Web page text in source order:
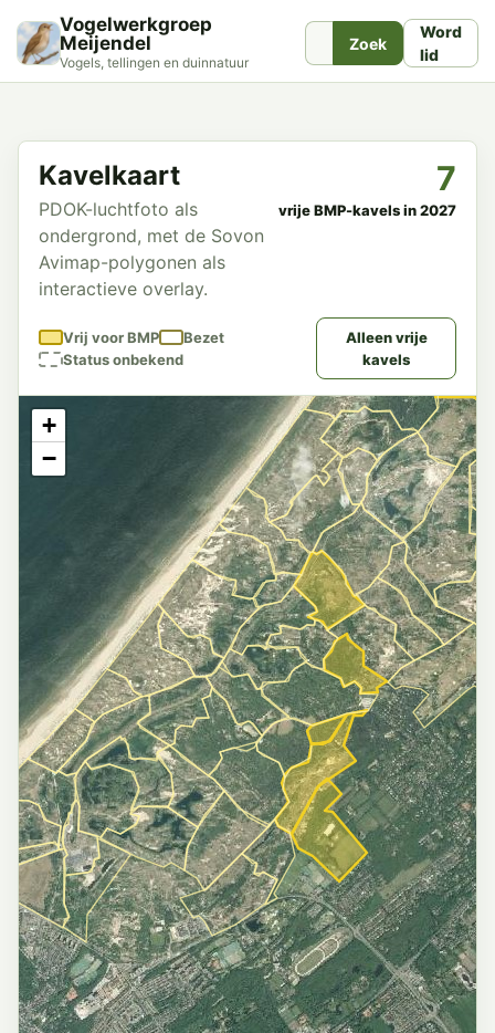
Vogelwerkgroep
Meijendel
Vogels, tellingen en duinnatuur
Zoek
Word
lid
Kavelkaart
PDOK-luchtfoto als
ondergrond, met de Sovon
Avimap-polygonen als
interactieve overlay.
7
vrije BMP-kavels in 2027
Vrij voor BMP
Bezet
Status onbekend
Alleen vrije
kavels
+
−